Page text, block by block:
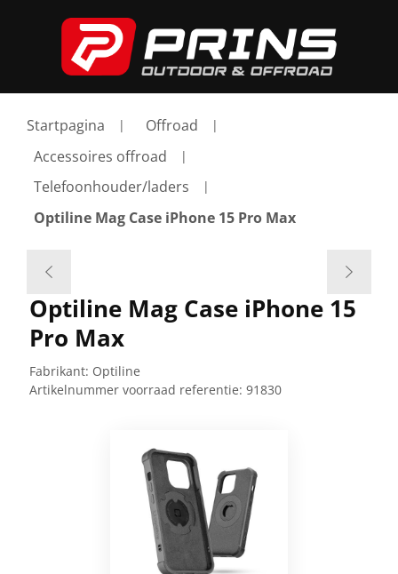
Startpagina
Offroad
Accessoires offroad
Telefoonhouder/laders
Optiline Mag Case iPhone 15 Pro Max
Optiline Mag Case iPhone 15
Pro Max
Fabrikant: Optiline
Artikelnummer voorraad referentie: 91830